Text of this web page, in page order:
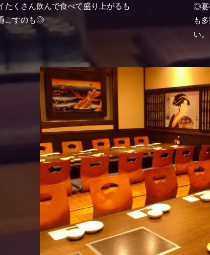
たくさん飲んで食べて盛り上がるも
ごすのも◎
◎宴
も
い。